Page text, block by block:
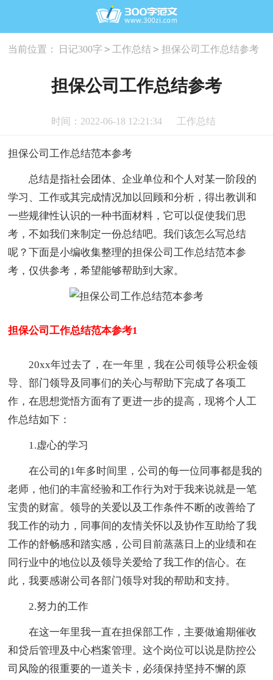
当前位置： 日记300字 > 工作总结 > 担保公司工作总结参考
担保公司工作总结参考
时间：2022-06-18 12:21:34 工作总结
担保公司工作总结范本参考
总结是指社会团体、企业单位和个人对某一阶段的
学习、工作或其完成情况加以回顾和分析，得出教训和
一些规律性认识的一种书面材料，它可以促使我们思
考，不如我们来制定一份总结吧。我们该怎么写总结
呢？下面是小编收集整理的担保公司工作总结范本参
考，仅供参考，希望能够帮助到大家。
担保公司工作总结范本参考1
20xx年过去了，在一年里，我在公司领导公积金领
导、部门领导及同事们的关心与帮助下完成了各项工
作，在思想觉悟方面有了更进一步的提高，现将个人工
作总结如下：
1.虚心的学习
在公司的1年多时间里，公司的每一位同事都是我的
老师，他们的丰富经验和工作行为对于我来说就是一笔
宝贵的财富。领导的关爱以及工作条件不断的改善给了
我工作的动力，同事间的友情关怀以及协作互助给了我
工作的舒畅感和踏实感，公司目前蒸蒸日上的业绩和在
同行业中的地位以及领导关爱给了我工作的信心。在
此，我要感谢公司各部门领导对我的帮助和支持。
2.努力的工作
在这一年里我一直在担保部工作，主要做逾期催收
和贷后管理及中心档案管理。这个岗位可以说是防控公
司风险的很重要的一道关卡，必须保持坚持不懈的原